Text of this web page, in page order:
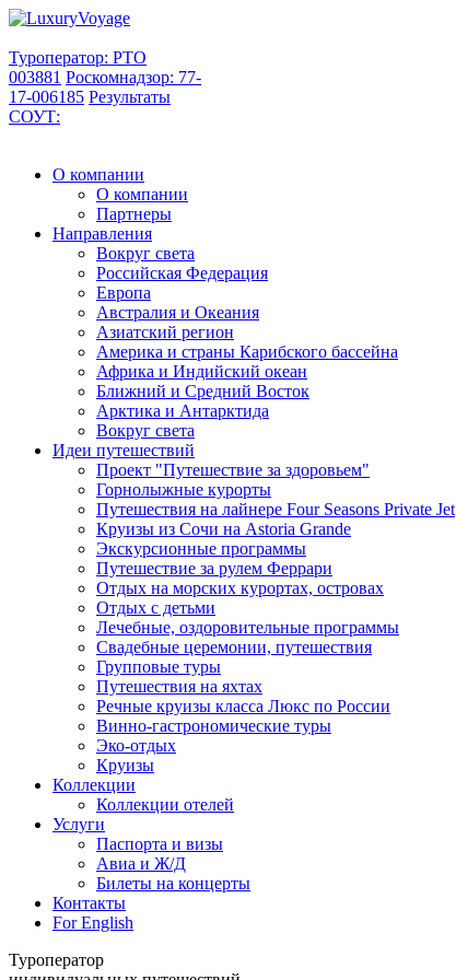
Туроператор: РТО
003881 Роскомнадзор: 77-
17-006185 Результаты
СОУТ:
О компании
О компании
Партнеры
Направления
Вокруг света
Российская Федерация
Европа
Австралия и Океания
Азиатский регион
Америка и страны Карибского бассейна
Африка и Индийский океан
Ближний и Средний Восток
Арктика и Антарктида
Вокруг света
Идеи путешествий
Проект "Путешествие за здоровьем"
Горнолыжные курорты
Путешествия на лайнере Four Seasons Private Jet
Круизы из Сочи на Astoria Grande
Экскурсионные программы
Путешествие за рулем Феррари
Отдых на морских курортах, островах
Отдых с детьми
Лечебные, оздоровительные программы
Свадебные церемонии, путешествия
Групповые туры
Путешествия на яхтах
Речные круизы класса Люкс по России
Винно-гастрономические туры
Эко-отдых
Круизы
Коллекции
Коллекции отелей
Услуги
Паспорта и визы
Авиа и Ж/Д
Билеты на концерты
Контакты
For English
Туроператор